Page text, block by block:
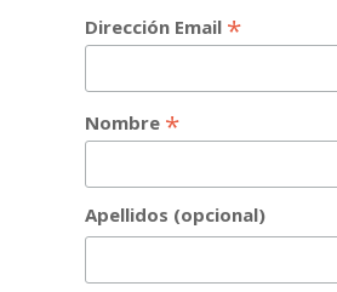
Dirección Email *
Nombre *
Apellidos (opcional)